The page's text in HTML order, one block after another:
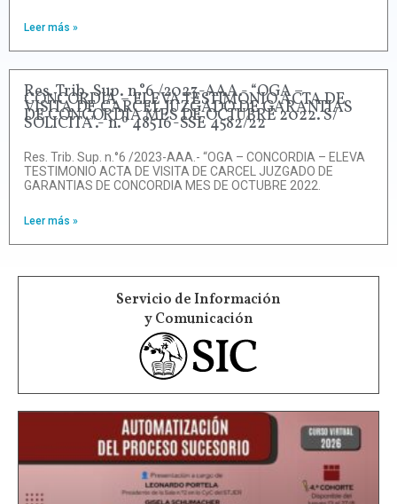
Leer más »
Res. Trib. Sup. n.°6 /2023-AAA.- “OGA –
CONCORDIA – ELEVA TESTIMONIO ACTA DE
VISITA DE CARCEL JUZGADO DE GARANTIAS
DE CONCORDIA MES DE OCTUBRE 2022. S/
SOLICITA”.- n.º 48516-SSE 4582/22
Res. Trib. Sup. n.°6 /2023-AAA.- “OGA – CONCORDIA – ELEVA
TESTIMONIO ACTA DE VISITA DE CARCEL JUZGADO DE
GARANTIAS DE CONCORDIA MES DE OCTUBRE 2022.
Leer más »
Servicio de Información
y Comunicación